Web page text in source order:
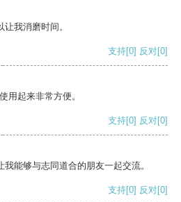
我消磨时间。
支持[0] 反对[0]
用起来非常方便。
支持[0] 反对[0]
能够与志同道合的朋友一起交流。
支持[0] 反对[0]